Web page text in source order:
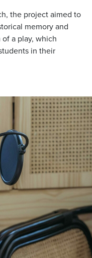
the project aimed to
memory and
a play, which
in their